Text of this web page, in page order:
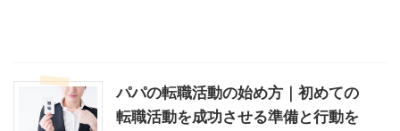
パパの転職活動の始め方｜初めての
転職活動を成功させる準備と行動を